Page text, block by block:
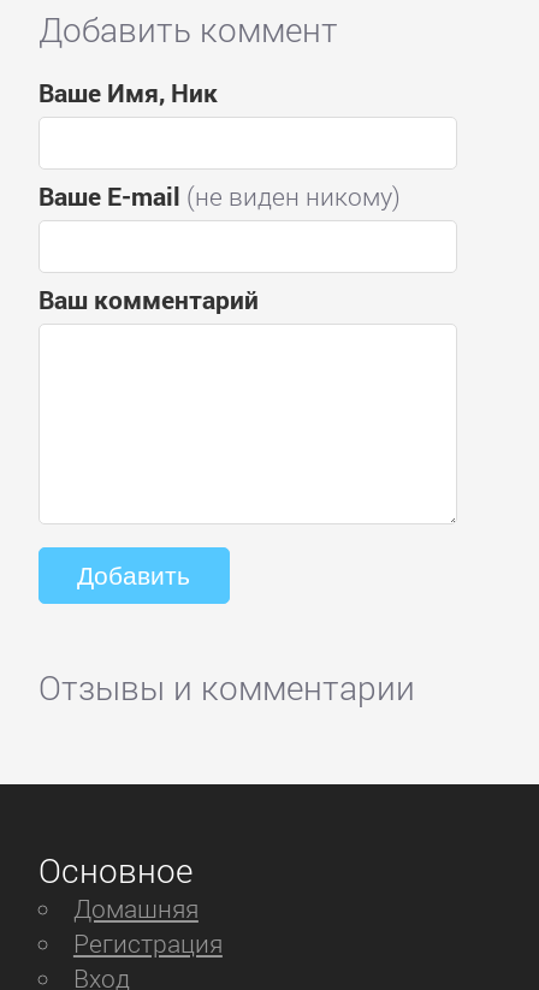
Добавить коммент
Ваше Имя, Ник
Ваше E-mail (не виден никому)
Ваш комментарий
Отзывы и комментарии
Основное
Домашняя
Регистрация
Вход